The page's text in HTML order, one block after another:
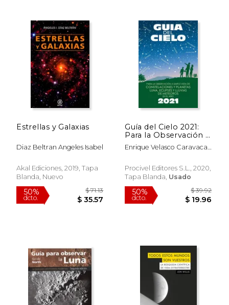
dcto. $ 38.02 dcto.
50%
dcto.
$ 296.70
$ 148.35
50%
dcto.
Estrellas y Galaxias
Diaz Beltran Angeles Isabel
Akal Ediciones, 2019, Tapa
Blanda, Nuevo
Guía del Cielo 2021:
Para la Observación a
Simple Vista de
Constelaciones y
Eclipses y Lluvias de
Meteoros
Enrique Velasco Caravaca;
Procivel Editores S.L., 2020,
Tapa Blanda, Usado